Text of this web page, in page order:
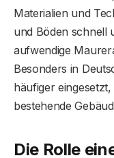
Materialien und
und Böden schnell
aufwendige
Besonders in
häufiger
bestehende
Die Rolle